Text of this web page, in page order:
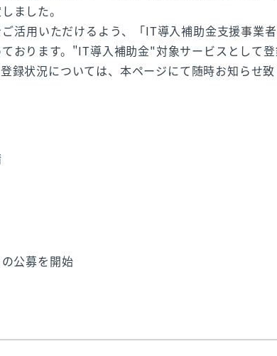
ました。
活用いただけるよう、「IT導入補助金支援事業
おります。"IT導入補助金"対象サービスとして
録状況については、本ページにて随時お知らせ
公募を開始